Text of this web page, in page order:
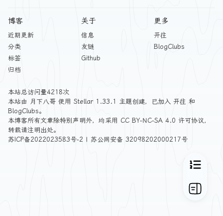
博客
近期更新
分类
标签
归档
关于
信息
友链
Github
更多
开往
BlogClubs
本站总访问量4218次
本站由 月下八哥 使用 Stellar 1.33.1 主题创建，已加入 开往 和
BlogClubs。
本博客所有文章除特别声明外，均采用 CC BY-NC-SA 4.0 许可协议，
转载请注明出处。
苏ICP备2022023583号-2 | 苏公网安备 32098202000217号